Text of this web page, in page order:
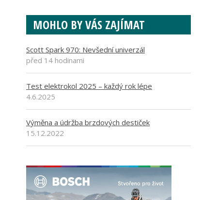
MOHLO BY VÁS ZAJÍMAT
Scott Spark 970: Nevšední univerzál
před 14 hodinami
Test elektrokol 2025 – každý rok lépe
4.6.2025
Výměna a údržba brzdových destiček
15.12.2022